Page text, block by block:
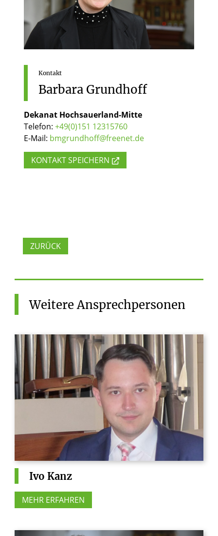
Kontakt
Barbara Grundhoff
Dekanat Hochsauerland-Mitte
Telefon:+49(0)151 12315760
E-Mail: bmgrundhoff@freenet.de
KONTAKT SPEICHERN
ZURÜCK
Weitere Ansprechpersonen
Ivo Kanz
MEHR ERFAHREN